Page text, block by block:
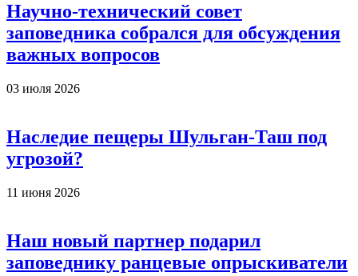
Научно-технический совет
заповедника собрался для обсуждения
важных вопросов
03 июля 2026
Наследие пещеры Шульган-Таш под
угрозой?
11 июня 2026
Наш новый партнер подарил
заповеднику ранцевые опрыскиватели